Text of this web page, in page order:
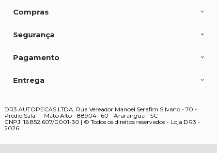
Compras
Segurança
Pagamento
Entrega
DR3 AUTOPECAS LTDA, Rua Vereador Manoel Serafim Silvano - 70 -
Prédio Sala 1 - Mato Alto - 88904-160 - Araranguá - SC
CNPJ: 16.852.607/0001-30 | © Todos os direitos reservados - Loja DR3 -
2026